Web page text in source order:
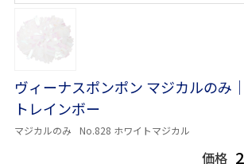
ヴィーナスポンポン マジカルのみ
トレインボー
マジカルのみ No.828 ホワイトマジカル
価格